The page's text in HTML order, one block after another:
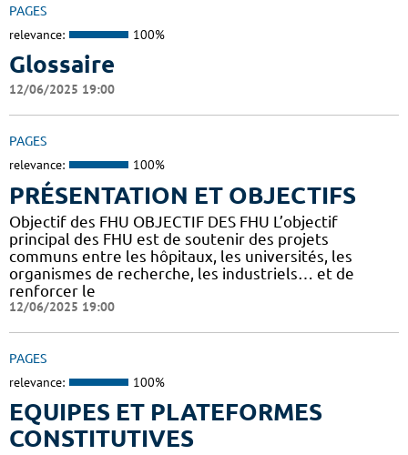
PAGES
relevance: 100%
Glossaire
12/06/2025 19:00
PAGES
relevance: 100%
PRÉSENTATION ET OBJECTIFS
Objectif des FHU OBJECTIF DES FHU L’objectif
principal des FHU est de soutenir des projets
communs entre les hôpitaux, les universités, les
organismes de recherche, les industriels… et de
renforcer le
12/06/2025 19:00
PAGES
relevance: 100%
EQUIPES ET PLATEFORMES
CONSTITUTIVES